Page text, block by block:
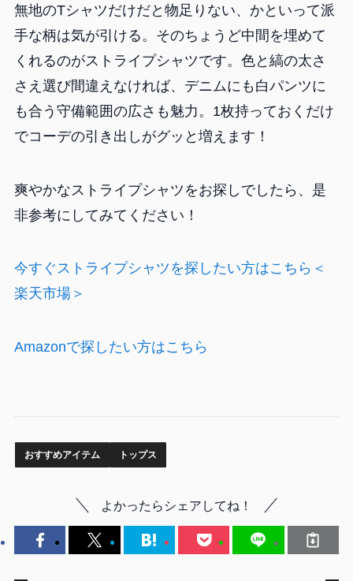
無地のTシャツだけだと物足りない、かといって派
手な柄は気が引ける。そのちょうど中間を埋めて
くれるのがストライプシャツです。色と縞の太さ
さえ選び間違えなければ、デニムにも白パンツに
も合う守備範囲の広さも魅力。1枚持っておくだけ
でコーデの引き出しがグッと増えます！
爽やかなストライプシャツをお探しでしたら、是
非参考にしてみてください！
今すぐストライプシャツを探したい方はこちら＜
楽天市場＞
Amazonで探したい方はこちら
おすすめアイテム トップス
よかったらシェアしてね！